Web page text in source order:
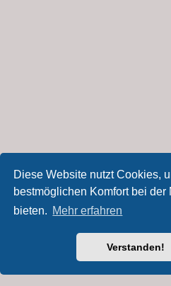
Diese Website nutzt Cookies,
bestmöglichen Komfort bei der
bieten. Mehr erfahren
Verstanden!